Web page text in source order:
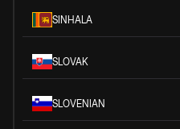
SINHALA
SLOVAK
SLOVENIAN